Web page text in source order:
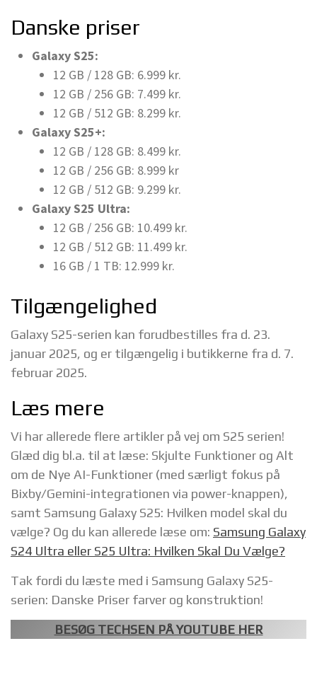
Danske priser
Galaxy S25:
12 GB / 128 GB: 6.999 kr.
12 GB / 256 GB: 7.499 kr.
12 GB / 512 GB: 8.299 kr.
Galaxy S25+:
12 GB / 128 GB: 8.499 kr.
12 GB / 256 GB: 8.999 kr
12 GB / 512 GB: 9.299 kr.
Galaxy S25 Ultra:
12 GB / 256 GB: 10.499 kr.
12 GB / 512 GB: 11.499 kr.
16 GB / 1 TB: 12.999 kr.
Tilgængelighed
Galaxy S25-serien kan forudbestilles fra d. 23.
januar 2025, og er tilgængelig i butikkerne fra d. 7.
februar 2025.
Læs mere
Vi har allerede flere artikler på vej om S25 serien!
Glæd dig bl.a. til at læse: Skjulte Funktioner og Alt
om de Nye AI-Funktioner (med særligt fokus på
Bixby/Gemini-integrationen via power-knappen),
samt Samsung Galaxy S25: Hvilken model skal du
vælge? Og du kan allerede læse om: Samsung Galaxy
S24 Ultra eller S25 Ultra: Hvilken Skal Du Vælge?
Tak fordi du læste med i Samsung Galaxy S25-
serien: Danske Priser farver og konstruktion!
BESØG TECHSEN PÅ YOUTUBE HER